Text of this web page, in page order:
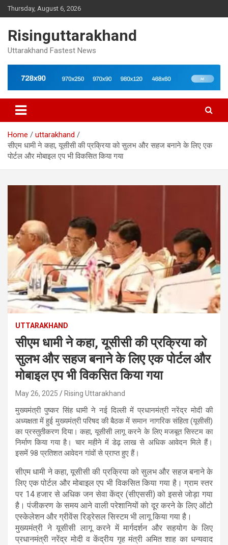
Skip
to
Thursday, August 6, 2026
Risinguttarakhand
Uttarakhand Fastest News
Home
uttarakhand
सीएम धामी ने कहा, यूसीसी की प्रक्रिया को सुलभ और सहज बनाने के लिए एक
पोर्टल और मोबाइल एप भी विकसित किया गया
UTTARAKHAND
सीएम धामी ने कहा, यूसीसी की प्रक्रिया को
सुलभ और सहज बनाने के लिए एक पोर्टल और
मोबाइल एप भी विकसित किया गया
May 26, 2025 Rising Uttarakhand
मुख्यमंत्री पुष्कर सिंह धामी ने नई दिल्ली में प्रधानमंत्री नरेंद्र मोदी की
अध्यक्षता में हुई मुख्यमंत्री परिषद की बैठक में समान नागरिक संहिता (यूसीसी)
का प्रस्तुतीकरण दिया। कहा, यूसीसी लागू करने के लिए मजबूत सिस्टम का
निर्माण किया गया है। चार महीने में डेढ़ लाख से अधिक आवेदन मिले हैं।
इसमें 98 प्रतिशत आवेदन गांवों से प्राप्त हुए हैं।
सीएम धामी ने कहा, यूसीसी की प्रक्रिया को सुलभ और सहज बनाने के
लिए एक पोर्टल और मोबाइल एप भी विकसित किया गया है। ग्राम स्तर
पर 14 हजार से अधिक जन सेवा केंद्र (सीएससी) को इससे जोड़ा गया
है। पंजीकरण के समय आने वाली परेशानियों को दूर करने के लिए ऑटो
एस्केलेशन और ग्रीवेंस रिड्रेसल सिस्टम भी लागू किया गया है।
मुख्यमंत्री ने यूसीसी लागू करने में मार्गदर्शन और सहयोग के लिए
प्रधानमंत्री नरेंद्र मोदी व केंद्रीय गृह मंत्री अमित शाह का धन्यवाद